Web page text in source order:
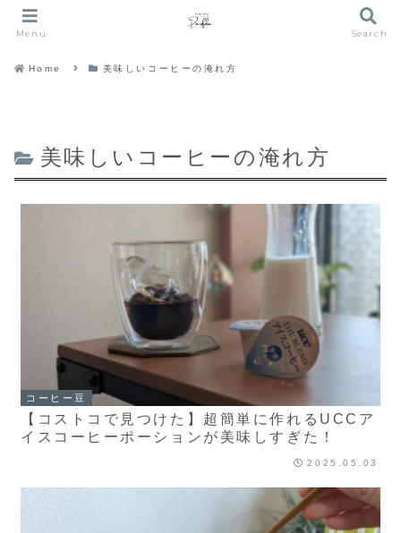
Home 美味しいコーヒーの淹れ方
美味しいコーヒーの淹れ方
コーヒー豆
【コストコで見つけた】超簡単に作れるUCCア
イスコーヒーポーションが美味しすぎた！
2025.05.03
Menu Search